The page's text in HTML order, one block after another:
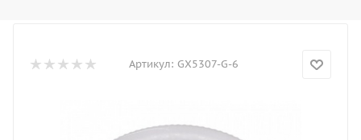
Артикул: GX5307-G-6